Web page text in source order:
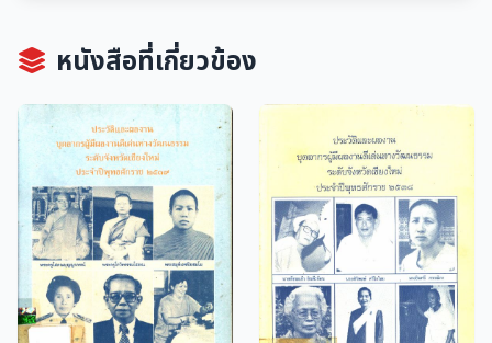
หนังสือที่เกี่ยวข้อง